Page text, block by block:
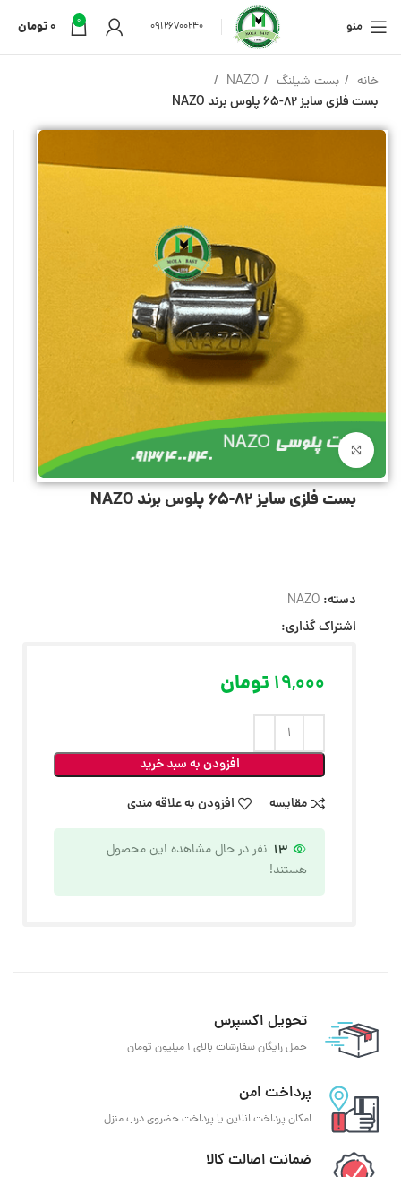
منو 09126700240
0
0تومان
خانه بست شیلنگ NAZO
بست فلزی سایز 82-65 پلوس برند NAZO
بزرگنمایی تصویر
بست فلزی سایز 82-65 پلوس برند NAZO
دسته: NAZO
اشتراک گذاری:
19,000 تومان
افزودن به سبد خرید
مقایسه
افزودن به علاقه مندی
13 نفر در حال مشاهده این محصول
هستند!
تحویل اکسپرس
حمل رایگان سفارشات بالای 1 میلیون تومان
پرداخت امن
امکان پرداخت انلاین یا پرداخت حضروی درب منزل
ضمانت اصالت کالا